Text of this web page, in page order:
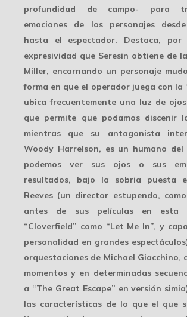
profundidad de campo- para
emociones de los personajes
hasta el espectador. Destaca, por
expresividad que Seresin obtiene de
Miller, encarnando un personaje
forma en que el operador juega con la
ubica frecuentemente una luz de ojos
que permite que podamos discenir
mientras que su antagonista
Woody Harrelson, es un humano
podemos ver sus ojos o sus
resultados, bajo la sobria puesta
Reeves (un director estupendo,
antes de sus películas en esta
“Cloverfield” como “Let Me In”, y
personalidad en grandes
orquestaciones de Michael Giacchino,
momentos y en determinadas
a “The Great Escape” en versión
las características de lo que el que